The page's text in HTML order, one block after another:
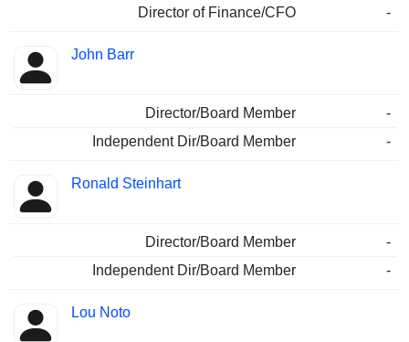
Director of Finance/CFO -
John Barr
Director/Board Member
-
Independent Dir/Board Member
-
Ronald Steinhart
Director/Board Member
-
Independent Dir/Board Member
-
Lou Noto